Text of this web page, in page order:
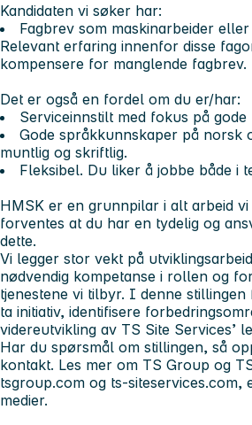
Kandidaten vi søker har:
Fagbrev som maskinarbeider
Relevant erfaring innenfor disse
kompensere for manglende fagbrev.
Det er også en fordel om du er/har:
Serviceinnstilt med fokus på
Gode språkkunnskaper på norsk
muntlig og skriftlig.
Fleksibel. Du liker å jobbe både i
HMSK er en grunnpilar i alt arbeid
forventes at du har en tydelig og
dette.
Vi legger stor vekt på
nødvendig kompetanse i rollen og
tjenestene vi tilbyr. I denne
ta initiativ, identifisere
videreutvikling av TS Site Services’
Har du spørsmål om stillingen, så
kontakt. Les mer om TS Group og
tsgroup.com og ts-siteservices.com,
medier.